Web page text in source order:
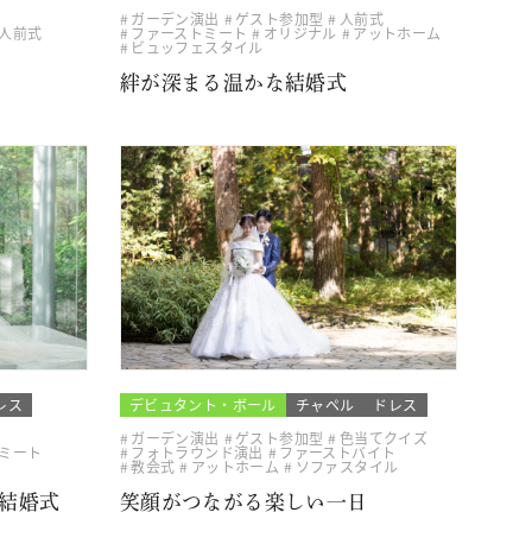
前式
ガーデン演出
ゲスト参加型 人前式
ファーストミート オリジナル アットホーム
ビュッフェスタイル
絆が深まる温かな結婚式
ス
ート
婚式
デビュタント・ボール チャペル
ドレス
ガーデン演出
ゲスト参加型 色当てクイズ
フォトラウンド演出 ファーストバイト
教会式 アットホーム
ソファスタイル
笑顔がつながる楽しい一日